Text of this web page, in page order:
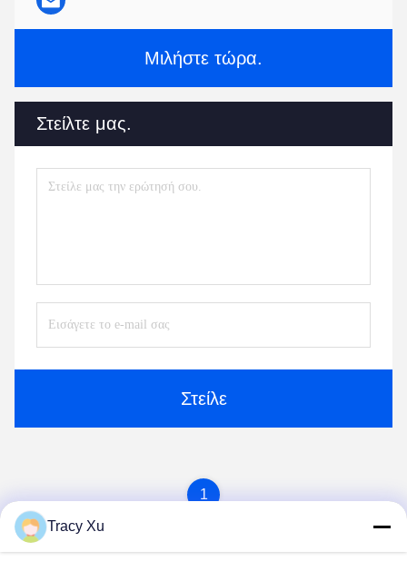
Μιλήστε τώρα.
Στείλτε μας.
Στείλε
1
Tracy Xu